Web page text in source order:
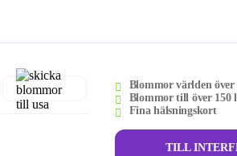
Blommor världen över
Blommor till över 150
Fina hälsningskort
TILL